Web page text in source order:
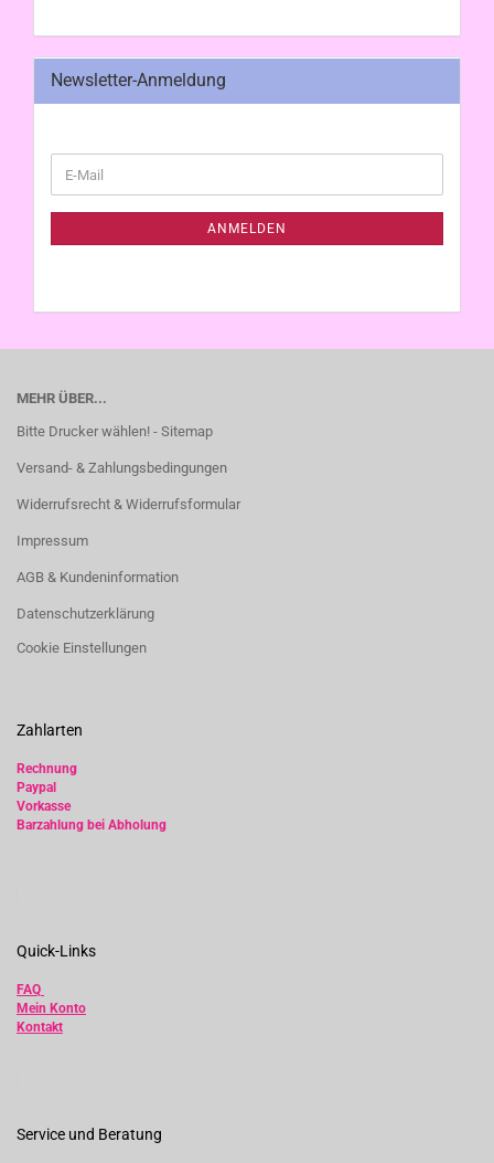
Newsletter-Anmeldung
ZUR
E-
Mail
ANMELDEN
MEHR ÜBER...
Bitte Drucker wählen! - Sitemap
Versand- & Zahlungsbedingungen
Widerrufsrecht & Widerrufsformular
Impressum
AGB & Kundeninformation
Datenschutzerklärung
Cookie Einstellungen
Zahlarten
Rechnung
Paypal
Vorkasse
Barzahlung bei Abholung
Quick-Links
FAQ
Mein Konto
Kontakt
Service und Beratung